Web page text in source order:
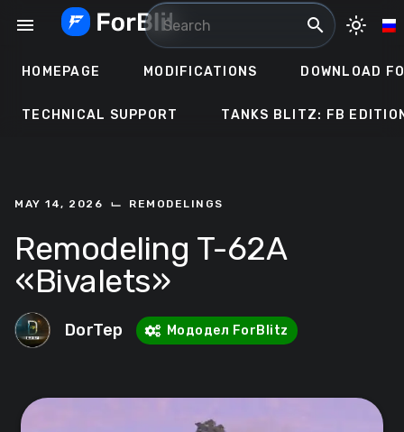
menu search light_mode
HOMEPAGE MODIFICATIONS DOWNLOAD
TECHNICAL SUPPORT TANKS BLITZ: FB
MAY 14, 2026 ⌙ REMODELINGS
Remodeling T-62A
«Bivalets»
DorTep Мододел ForBlitz